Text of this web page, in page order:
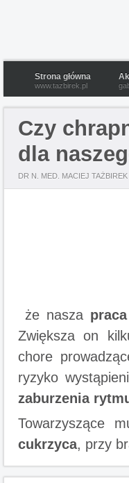
Strona główna
www.tazbirek.pl
Czy
dla
DR N. MED. MACIEJ TAŻBIREK
że nasza
Zwiększa on
chore
ryzyko
zaburzenia
Towarzyszące
cukrzyca, przy